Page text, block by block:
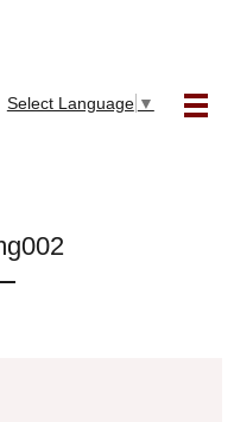
Select Language ▼
メ